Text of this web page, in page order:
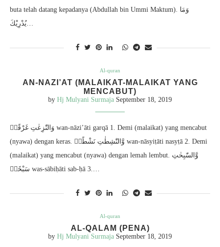
buta telah datang kepadanya (Abdullah bin Ummi Maktum). وَمَا
يُدْرِيْكَ…
Al-quran
AN-NAZI’AT (MALAIKAT-MALAIKAT YANG
MENCABUT)
by Hj Mulyani Surmaja September 18, 2019
وَالنّٰزِعٰتِ غَرْقًاۙ wan-nāzi’āti garqā 1. Demi (malaikat) yang mencabut
(nyawa) dengan keras. وَّالنّٰشِطٰتِ نَشْطًاۙ wan-nāsyiṭāti nasyṭā 2. Demi
(malaikat) yang mencabut (nyawa) dengan lemah lembut. وَّالسّٰبِحٰتِ
سَبْحًاۙ was-sābiḥāti sab-ḥā 3.…
Al-quran
AL-QALAM (PENA)
by Hj Mulyani Surmaja September 18, 2019